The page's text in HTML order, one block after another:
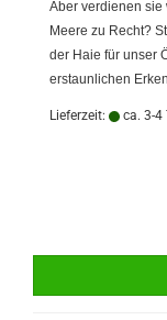
Aber verdienen
Meere zu Recht?
der Haie für unser
erstaunlichen
Lieferzeit: ca. 3-4